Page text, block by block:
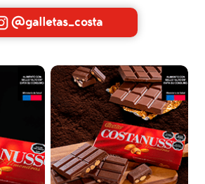
@galletas_costa